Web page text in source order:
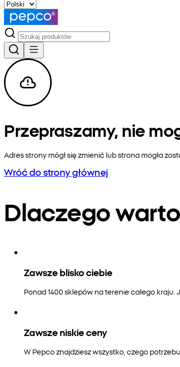
Przepraszamy, nie
Adres strony mógł się zmienić lub strona mogła
Wróć do strony głównej
Dlaczego
Zawsze blisko ciebie
Ponad 1400 sklepów na terenie całego kraju.
Zawsze niskie ceny
W Pepco znajdziesz wszystko, czego